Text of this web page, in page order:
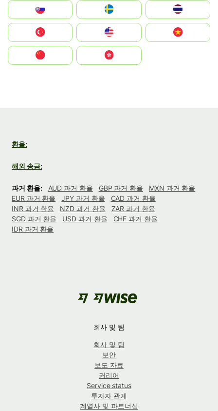
United States
中國香港特別行政區
환율:
해외 송금:
과거 환율: AUD 과거 환율 GBP 과거 환율
MXN 과거 환율
EUR 과거 환율
JPY 과거 환율
CAD 과거 환율
INR 과거 환율
NZD 과거 환율
ZAR 과거 환율
SGD 과거 환율
USD 과거 환율
CHF 과거 환율
IDR 과거 환율
회사 및 팀
회사 및 팀
보안
보도 자료
커리어
Service status
투자자 관계
계열사 및 파트너십